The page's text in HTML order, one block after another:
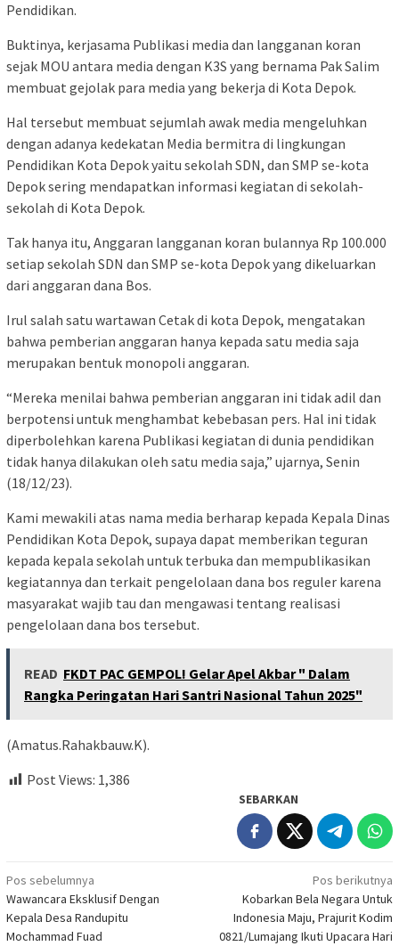
Pendidikan.
Buktinya, kerjasama Publikasi media dan langganan koran
sejak MOU antara media dengan K3S yang bernama Pak Salim
membuat gejolak para media yang bekerja di Kota Depok.
Hal tersebut membuat sejumlah awak media mengeluhkan
dengan adanya kedekatan Media bermitra di lingkungan
Pendidikan Kota Depok yaitu sekolah SDN, dan SMP se-kota
Depok sering mendapatkan informasi kegiatan di sekolah-
sekolah di Kota Depok.
Tak hanya itu, Anggaran langganan koran bulannya Rp 100.000
setiap sekolah SDN dan SMP se-kota Depok yang dikeluarkan
dari anggaran dana Bos.
Irul salah satu wartawan Cetak di kota Depok, mengatakan
bahwa pemberian anggaran hanya kepada satu media saja
merupakan bentuk monopoli anggaran.
“Mereka menilai bahwa pemberian anggaran ini tidak adil dan
berpotensi untuk menghambat kebebasan pers. Hal ini tidak
diperbolehkan karena Publikasi kegiatan di dunia pendidikan
tidak hanya dilakukan oleh satu media saja,” ujarnya, Senin
(18/12/23).
Kami mewakili atas nama media berharap kepada Kepala Dinas
Pendidikan Kota Depok, supaya dapat memberikan teguran
kepada kepala sekolah untuk terbuka dan mempublikasikan
kegiatannya dan terkait pengelolaan dana bos reguler karena
masyarakat wajib tau dan mengawasi tentang realisasi
pengelolaan dana bos tersebut.
READ FKDT PAC GEMPOL! Gelar Apel Akbar " Dalam
Rangka Peringatan Hari Santri Nasional Tahun 2025"
(Amatus.Rahakbauw.K).
Post Views: 1,386
SEBARKAN
Navigasi
pos
Pos sebelumnya
Wawancara Eksklusif Dengan
Kepala Desa Randupitu
Mochammad Fuad
Pos berikutnya
Kobarkan Bela Negara Untuk
Indonesia Maju, Prajurit Kodim
0821/Lumajang Ikuti Upacara Hari